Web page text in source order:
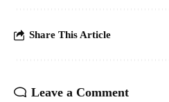
Share This Article
Leave a Comment